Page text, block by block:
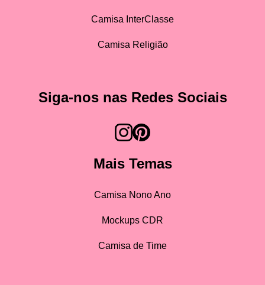
Camisa InterClasse
Camisa Religião
Siga-nos nas Redes Sociais
Mais Temas
Camisa Nono Ano
Mockups CDR
Camisa de Time